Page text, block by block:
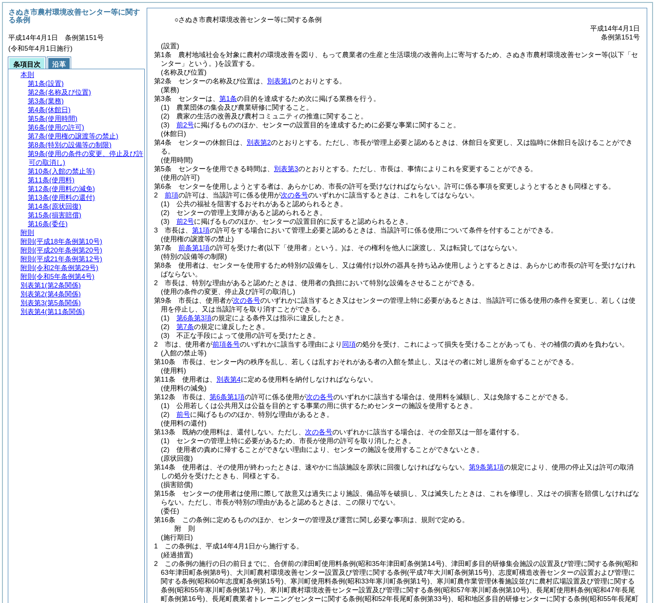
○さぬき市農村環境改善センター等に関する条例
平成14年4月1日
条例第151号
(設置)
第1条
農村地域社会を対象に農村の環境改善を図り、もって農業者の生産と生活環境の改善向上に寄与するため、さぬき市農村環境改善センター等(以下「セ
ンター」という。)を設置する。
(名称及び位置)
第2条
センターの名称及び位置は、 別表第1のとおりとする。
(業務)
第3条
センターは、 第1条の目的を達成するため次に掲げる業務を行う。
(1)
農業団体の集会及び農業研修に関すること。
(2)
農家の生活の改善及び農村コミュニティの推進に関すること。
(3)
前2号に掲げるもののほか、センターの設置目的を達成するために必要な事業に関すること。
(休館日)
第4条
センターの休館日は、 別表第2のとおりとする。 ただし、市長が管理上必要と認めるときは、休館日を変更し、又は臨時に休館日を設けることができ
る。
(使用時間)
第5条
センターを使用できる時間は、 別表第3のとおりとする。 ただし、市長は、事情によりこれを変更することができる。
(使用の許可)
第6条
センターを使用しようとする者は、あらかじめ、市長の許可を受けなければならない。 許可に係る事項を変更しようとするときも同様とする。
2
前項の許可は、当該許可に係る使用が次の各号のいずれかに該当するときは、これをしてはならない。
(1)
公共の福祉を阻害するおそれがあると認められるとき。
(2)
センターの管理上支障があると認められるとき。
(3)
前2号に掲げるもののほか、センターの設置目的に反すると認められるとき。
3
市長は、 第1項の許可をする場合において管理上必要と認めるときは、当該許可に係る使用について条件を付することができる。
(使用権の譲渡等の禁止)
第7条
前条第1項の許可を受けた者(以下「使用者」という。)は、その権利を他人に譲渡し、又は転貸してはならない。
(特別の設備等の制限)
第8条
使用者は、センターを使用するため特別の設備をし、又は備付け以外の器具を持ち込み使用しようとするときは、あらかじめ市長の許可を受けなけれ
ばならない。
2
市長は、特別な理由があると認めたときは、使用者の負担において特別な設備をさせることができる。
(使用の条件の変更、停止及び許可の取消し)
第9条
市長は、使用者が次の各号のいずれかに該当するとき又はセンターの管理上特に必要があるときは、当該許可に係る使用の条件を変更し、若しくは使
用を停止し、又は当該許可を取り消すことができる。
(1)
第6条第3項の規定による条件又は指示に違反したとき。
(2)
第7条の規定に違反したとき。
(3)
不正な手段によって使用の許可を受けたとき。
2
市は、使用者が前項各号のいずれかに該当する理由により 同項の処分を受け、これによって損失を受けることがあっても、その補償の責めを負わない。
(入館の禁止等)
第10条
市長は、センター内の秩序を乱し、若しくは乱すおそれがある者の入館を禁止し、又はその者に対し退所を命ずることができる。
(使用料)
第11条
使用者は、 別表第4に定める使用料を納付しなければならない。
(使用料の減免)
第12条
市長は、 第6条第1項の許可に係る使用が次の各号のいずれかに該当する場合は、使用料を減額し、又は免除することができる。
(1)
公用若しくは公共用又は公益を目的とする事業の用に供するためセンターの施設を使用するとき。
(2)
前号に掲げるもののほか、特別な理由があるとき。
(使用料の還付)
第13条
既納の使用料は、還付しない。 ただし、 次の各号のいずれかに該当する場合は、その全部又は一部を還付する。
(1)
センターの管理上特に必要があるため、市長が使用の許可を取り消したとき。
(2)
使用者の責めに帰することができない理由により、センターの施設を使用することができないとき。
(原状回復)
第14条
使用者は、その使用が終わったときは、速やかに当該施設を原状に回復しなければならない。 第9条第1項の規定により、使用の停止又は許可の取消
しの処分を受けたときも、同様とする。
(損害賠償)
第15条
センターの使用者は使用に際して故意又は過失により施設、備品等を破損し、又は滅失したときは、これを修理し、又はその損害を賠償しなければな
らない。 ただし、市長が特別の理由があると認めるときは、この限りでない。
(委任)
第16条
この条例に定めるもののほか、センターの管理及び運営に関し必要な事項は、規則で定める。
附 則
(施行期日)
1
この条例は、平成14年4月1日から施行する。
(経過措置)
2
この条例の施行の日の前日までに、合併前の津田町使用料条例(昭和35年津田町条例第14号) 、津田町多目的研修集会施設の設置及び管理に関する条例(昭和
63年津田町条例第8号) 、大川町農村環境改善センター設置及び管理に関する条例(平成7年大川町条例第15号) 、志度町構造改善センターの設置および管理に
関する条例(昭和60年志度町条例第15号) 、寒川町使用料条例(昭和33年寒川町条例第1号) 、寒川町農作業管理休養施設並びに農村広場設置及び管理に関する
条例(昭和55年寒川町条例第17号) 、寒川町農村環境改善センター設置及び管理に関する条例(昭和57年寒川町条例第10号) 、長尾町使用料条例(昭和47年長尾
町条例第16号) 、長尾町農業者トレーニングセンターに関する条例(昭和52年長尾町条例第33号) 、昭和地区多目的研修センターに関する条例(昭和55年長尾町
さぬき市農村環境改善センター等に関す
る条例
平成14年4月1日 条例第151号
(令和5年4月1日施行)
条項目次
沿革
本則
第1条(設置)
第2条(名称及び位置)
第3条(業務)
第4条(休館日)
第5条(使用時間)
第6条(使用の許可)
第7条(使用権の譲渡等の禁止)
第8条(特別の設備等の制限)
第9条(使用の条件の変更、停止及び許
可の取消し)
第10条(入館の禁止等)
第11条(使用料)
第12条(使用料の減免)
第13条(使用料の還付)
第14条(原状回復)
第15条(損害賠償)
第16条(委任)
附則
附則 (平成18年条例第10号)
附則 (平成20年条例第20号)
附則 (平成21年条例第12号)
附則 (令和2年条例第29号)
附則 (令和5年条例第4号)
別表第1(第2条関係)
別表第2(第4条関係)
別表第3(第5条関係)
別表第4(第11条関係)